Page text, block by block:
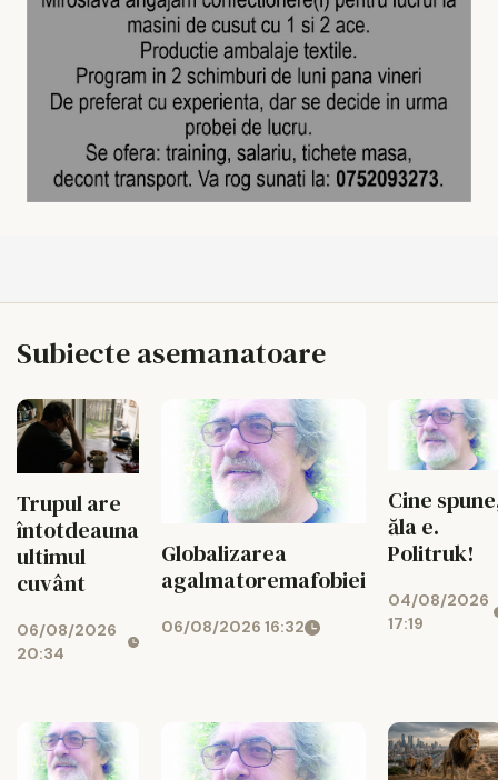
Subiecte asemanatoare
Trupul are
întotdeauna
ultimul
cuvânt
06/08/2026
20:34
Globalizarea
agalmatoremafobiei
06/08/2026 16:32
Cine
ăla e.
Politruk!
04/08/2026
17:19